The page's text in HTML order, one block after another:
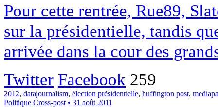
Pour cette rentrée, Rue89,
sur la présidentielle, tandis
arrivée dans la cour des
Twitter Facebook 259
2012, datajournalism, élection présidentielle, huffington post,
Politique Cross-post • 31 août 2011